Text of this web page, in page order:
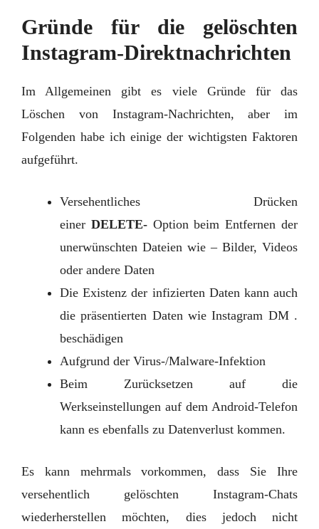
Gründe für die gelöschten
Instagram-Direktnachrichten
Im Allgemeinen gibt es viele Gründe für das
Löschen von Instagram-Nachrichten, aber im
Folgenden habe ich einige der wichtigsten Faktoren
aufgeführt.
Versehentliches Drücken
einer DELETE- Option beim Entfernen der
unerwünschten Dateien wie – Bilder, Videos
oder andere Daten
Die Existenz der infizierten Daten kann auch
die präsentierten Daten wie Instagram DM .
beschädigen
Aufgrund der Virus-/Malware-Infektion
Beim Zurücksetzen auf die
Werkseinstellungen auf dem Android-Telefon
kann es ebenfalls zu Datenverlust kommen.
Es kann mehrmals vorkommen, dass Sie Ihre
versehentlich gelöschten Instagram-Chats
wiederherstellen möchten, dies jedoch nicht